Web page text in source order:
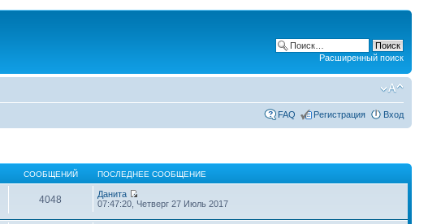
Расширенный поиск
FAQ Регистрация Вход
СООБЩЕНИЙ ПОСЛЕДНЕЕ СООБЩЕНИЕ
4048
Данита
07:47:20, Четверг 27 Июль 2017